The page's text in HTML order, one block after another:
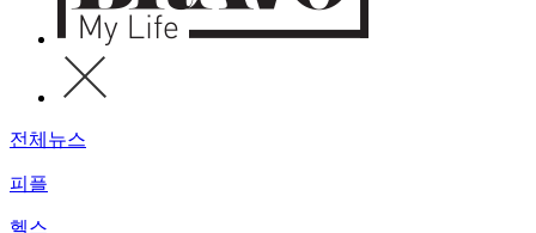
전체뉴스
피플
헬스